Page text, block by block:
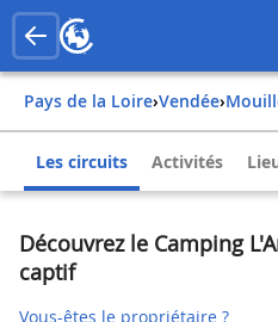
Pays de la Loire› Vendée›
Les circuits Activités
Découvrez le Camping
captif
Vous-êtes le propriétaire ?